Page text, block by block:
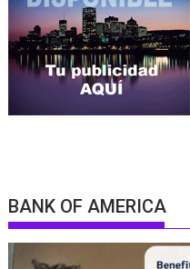
BANK OF AMERICA